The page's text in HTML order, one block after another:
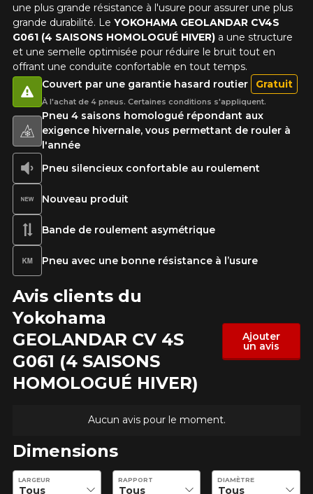
une plus grande résistance à l'usure pour assurer une plus
grande durabilité. Le YOKOHAMA GEOLANDAR CV4S
G061 (4 SAISONS HOMOLOGUÉ HIVER) a une structure
et une semelle optimisée pour réduire le bruit tout en
offrant une conduite confortable en tout temps.
Pneu silencieux confortable au roulement
Pneu 4 saisons homologué répondant aux
exigence hivernale, vous permettant de rouler à
l'année
Nouveau produit
Bande de roulement asymétrique
Pneu avec une bonne résistance à l’usure
Couvert par une garantie hasard routier Gratuit
À l'achat de 4 pneus. Certaines conditions s'appliquent.
Avis clients du
Yokohama
GEOLANDAR CV 4S
G061 (4 SAISONS
HOMOLOGUÉ HIVER)
Ajouter
un avis
Aucun avis pour le moment.
Dimensions
Entrez les dimensions souhaitées pour vérifier la disponibilité
LARGEUR RAPPORT DIAMÈTRE
Courriel
Votre véhicule
Année
Marque
Modèle
KM parcourus
Style de conduite
VOICI LES DIMENSIONS POUR VOTRE VÉHICULE